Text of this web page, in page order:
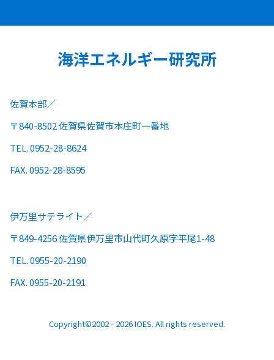
海洋エネルギー研究所
佐賀本部
〒840-8502 佐賀県佐賀市本庄町一番地
TEL. 0952-28-8624
FAX. 0952-28-8595
伊万里サテライト
〒849-4256 佐賀県伊万里市山代町久原字平尾1-48
TEL. 0955-20-2190
FAX. 0955-20-2191
Copyright©2002 - 2026 IOES. All rights reserved.